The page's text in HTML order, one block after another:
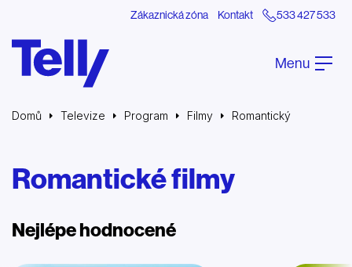
Zákaznická zóna Kontakt 533 427 533
Menu
Domů Televize Program Filmy Romantický
Romantické filmy
Nejlépe hodnocené